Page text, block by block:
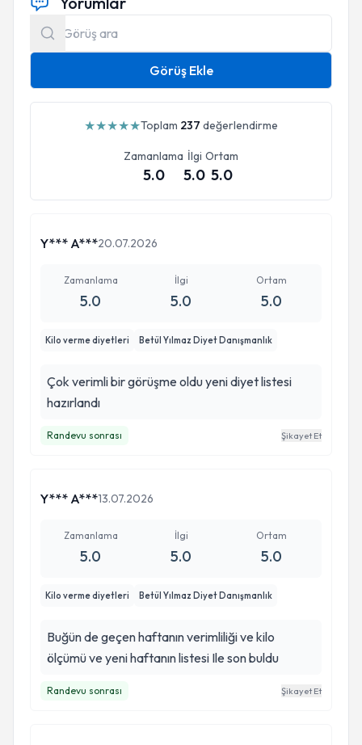
Görüş Ekle
★★★★★Toplam 237 değerlendirme
Zamanlama
5.0
İlgi
5.0
Ortam
5.0
Y*** A***20.07.2026
Zamanlama
5.0
İlgi
5.0
Ortam
5.0
Kilo verme diyetleri Betül Yılmaz Diyet Danışmanlık
Çok verimli bir görüşme oldu yeni diyet listesi
hazırlandı
Randevu sonrası Şikayet Et
Y*** A***13.07.2026
Zamanlama
5.0
İlgi
5.0
Ortam
5.0
Kilo verme diyetleri Betül Yılmaz Diyet Danışmanlık
Buğün de geçen haftanın verimliliği ve kilo
ölçümü ve yeni haftanın listesi Ile son buldu
Randevu sonrası Şikayet Et